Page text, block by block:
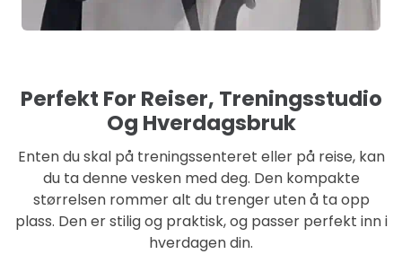
Perfekt For Reiser, Treningsstudio
Og Hverdagsbruk
Enten du skal på treningssenteret eller på reise, kan
du ta denne vesken med deg. Den kompakte
størrelsen rommer alt du trenger uten å ta opp
plass. Den er stilig og praktisk, og passer perfekt inn i
hverdagen din.